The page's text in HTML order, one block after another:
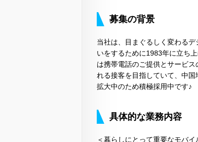
募集の背景
当社は、目まぐるしく変わる
いをするために1983年に立ち
は携帯電話のご提供とサービ
れる接客を目指していて、中
拡大中のため積極採用中です♪
具体的な業務内容
＜暮らしにとって重要なモバイ